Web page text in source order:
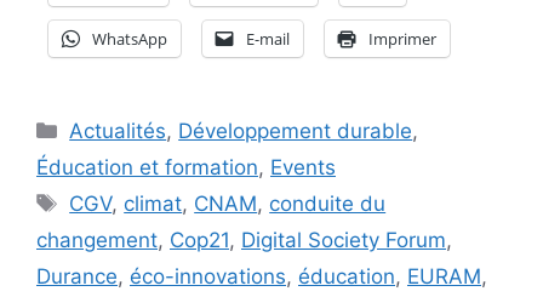
WhatsApp E-mail Imprimer
Catégories
Actualités, Développement durable,
Éducation et formation, Events
Étiquettes
CGV, climat, CNAM, conduite du
changement, Cop21, Digital Society Forum,
Durance, éco-innovations, éducation, EURAM,